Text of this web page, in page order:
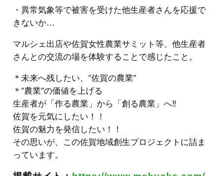
・異常気象等で被害を受けた他生産者さんを応援で
きないか…
マルシェ出店や佐賀女性農業サミット等、他生産者
さんとの交流の場を体験することで感じたこと。
＊未来へ残したい、″佐賀の農業″
＊″農業″の価値を上げる
生産者が「作る農業」から「創る農業」へ‼
佐賀を元気にしたい！！
佐賀の魅力を発信したい！！
その思いが、この佐賀地域創生プロジェクトに詰ま
っています。